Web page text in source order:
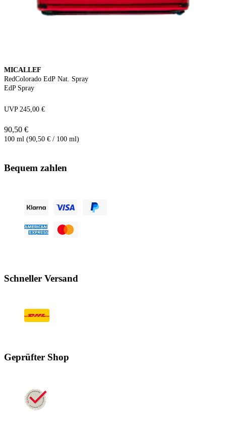
MICALLEF
RedColorado EdP Nat. Spray
EdP Spray
UVP 245,00 €
90,50 €
100 ml (90,50 € / 100 ml)
Bequem zahlen
Schneller Versand
Geprüfter Shop